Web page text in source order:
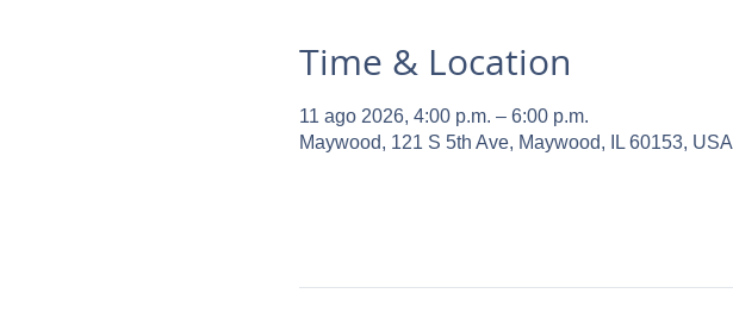
Time & Location
11 ago 2026, 4:00 p.m. – 6:00 p.m.
Maywood, 121 S 5th Ave, Maywood, IL 60153, USA